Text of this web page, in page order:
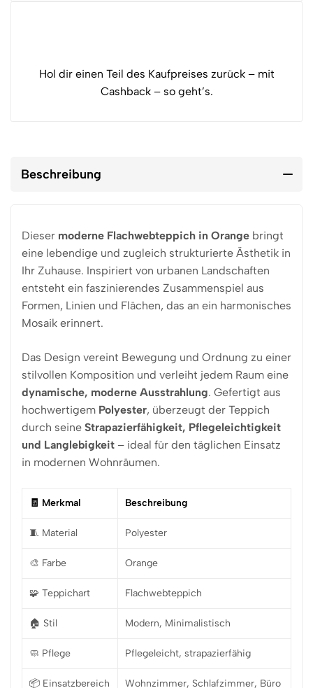
Hol dir einen Teil des Kaufpreises zurück – mit
Cashback – so geht’s.
Beschreibung
Dieser moderne Flachwebteppich in Orange bringt
eine lebendige und zugleich strukturierte Ästhetik in
Ihr Zuhause. Inspiriert von urbanen Landschaften
entsteht ein faszinierendes Zusammenspiel aus
Formen, Linien und Flächen, das an ein harmonisches
Mosaik erinnert.
Das Design vereint Bewegung und Ordnung zu einer
stilvollen Komposition und verleiht jedem Raum eine
dynamische, moderne Ausstrahlung. Gefertigt aus
hochwertigem Polyester, überzeugt der Teppich
durch seine Strapazierfähigkeit, Pflegeleichtigkeit
und Langlebigkeit – ideal für den täglichen Einsatz
in modernen Wohnräumen.
🧾 Merkmal Beschreibung
🧵 Material Polyester
🎨 Farbe Orange
🧩 Teppichart Flachwebteppich
🏠 Stil Modern, Minimalistisch
🧼 Pflege Pflegeleicht, strapazierfähig
📦 Einsatzbereich Wohnzimmer, Schlafzimmer, Büro